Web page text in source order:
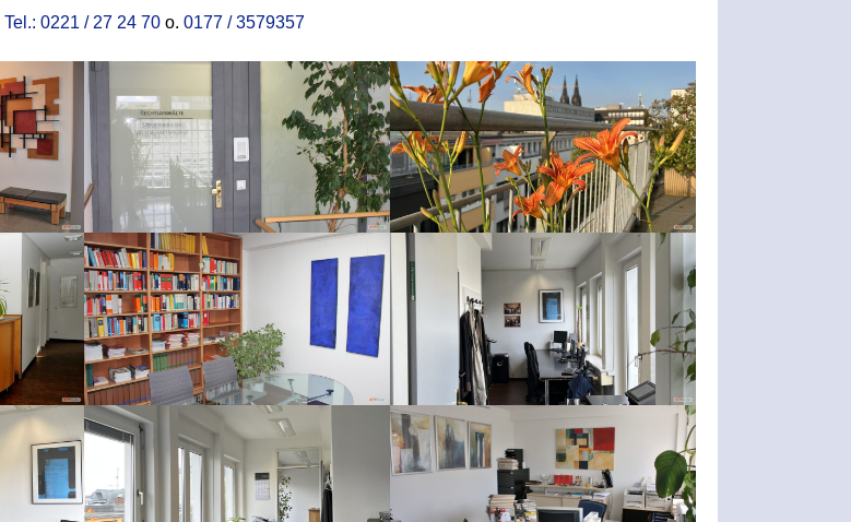
Tel.: 0221 / 27 24 70 o. 0177 / 3579357